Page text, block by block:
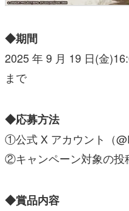
◆期間
2025 年 9 月 19 日(金
まで
◆応募方法
①公式 X アカウント（
②キャンペーン対象の投
◆賞品内容